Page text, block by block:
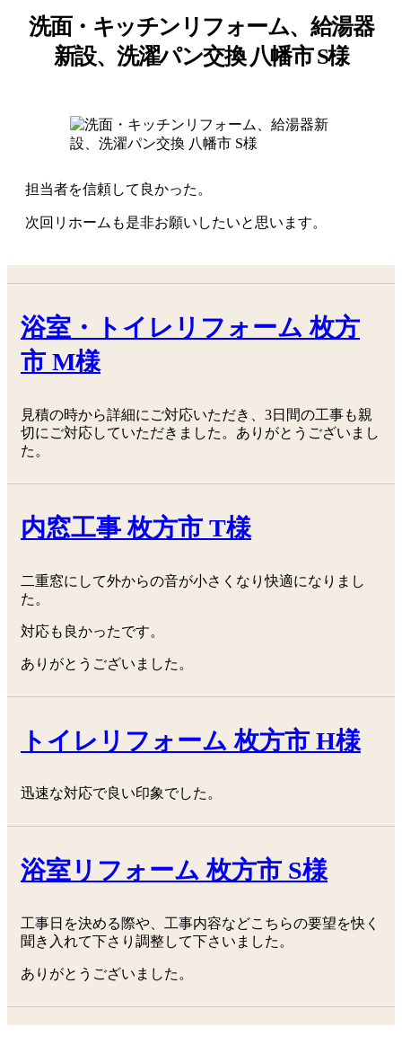
洗面・キッチンリフォーム、給湯器
新設、洗濯パン交換 八幡市 S様
担当者を信頼して良かった。
次回リホームも是非お願いしたいと思います。
浴室・トイレリフォーム 枚方
市 M様
見積の時から詳細にご対応いただき、3日間の工事も親
切にご対応していただきました。ありがとうございまし
た。
内窓工事 枚方市 T様
二重窓にして外からの音が小さくなり快適になりまし
た。
対応も良かったです。
ありがとうございました。
トイレリフォーム 枚方市 H様
迅速な対応で良い印象でした。
浴室リフォーム 枚方市 S様
工事日を決める際や、工事内容などこちらの要望を快く
聞き入れて下さり調整して下さいました。
ありがとうございました。